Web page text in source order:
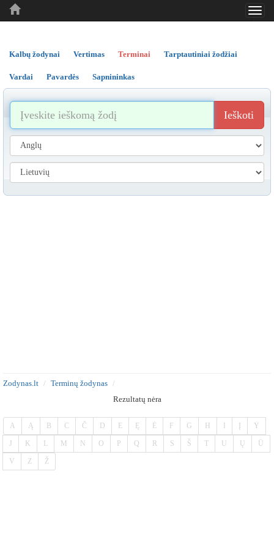
..
..
Kalbų žodynai Vertimas Terminai Tarptautiniai žodžiai
Vardai Pavardės Sapnininkas
Ieškoti
Zodynas.lt
Terminų žodynas
Rezultatų nėra
A Ą B C Č D E Ę Ė F G H Y
J K L M N O P Q R S Š T U Ų Ū
V Z Ž